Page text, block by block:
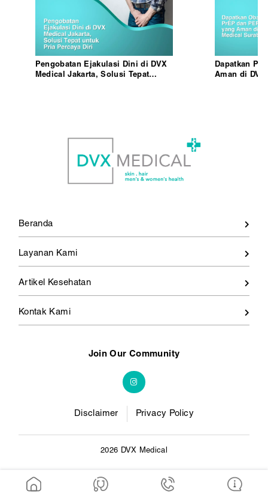
Pengobatan Ejakulasi Dini di DVX
Medical Jakarta, Solusi Tepat
Dapatkan
Aman di
Beranda
Layanan Kami
Artikel Kesehatan
Kontak Kami
Join Our Community
Disclaimer Privacy Policy
2026 DVX Medical